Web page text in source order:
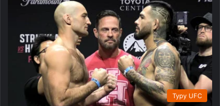
Typy UFC